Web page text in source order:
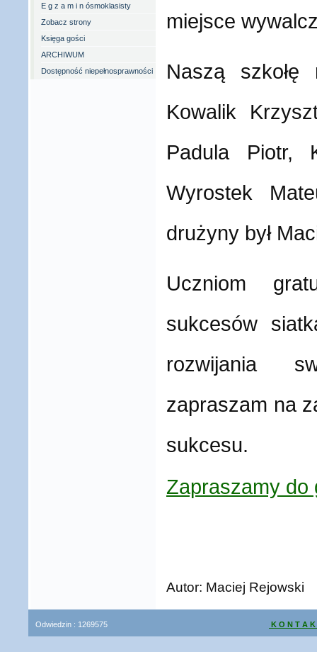
E g z a m i n ósmoklasisty
Zobacz strony
Księga gości
ARCHIWUM
Dostępność niepełnosprawności
miejsce
Naszą szkołę
Kowalik
Padula Piotr,
Wyrostek
drużyny był
Uczniom
sukcesów
rozwijania
zapraszam na
sukcesu.
Zapraszamy
Autor: Maciej Rejowski
Odwiedzin : 1269575 K O N T A